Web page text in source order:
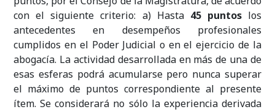
con el siguiente criterio: a) Hasta 45 puntoslos
antecedentes en desempeños profesionales
cumplidos en el Poder Judicial o en el ejercicio de la
abogacía. La actividad desarrollada en más de una de
esas esferas podrá acumularse pero nunca superar
el máximo de puntos correspondiente al presente
ítem. Se considerará no sólo la experiencia derivada